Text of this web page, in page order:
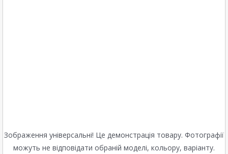
Зображення універсальні! Це демонстрація товару. Фотографії
можуть не відповідати обраній моделі, кольору, варіанту.